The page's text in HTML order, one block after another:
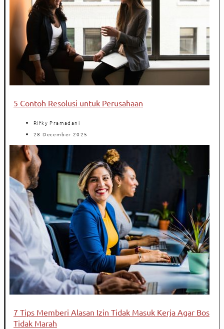
5 Contoh Resolusi untuk Perusahaan
Rifky Pramadani
28 December 2025
7 Tips Memberi Alasan Izin Tidak Masuk Kerja Agar Bos
Tidak Marah